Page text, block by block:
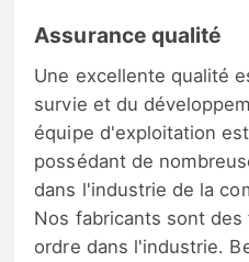
Assurance qualité
Une excellente qualité
survie et du
équipe d'exploitation
possédant de
dans l'industrie de la
Nos fabricants sont
ordre dans l'industrie.